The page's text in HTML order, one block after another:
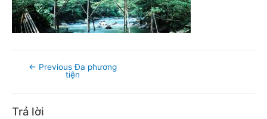
← Previous Đa phương
tiện
Trả lời